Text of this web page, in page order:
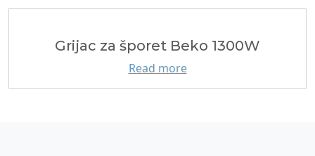
Grijac za šporet Beko 1300W
Read more